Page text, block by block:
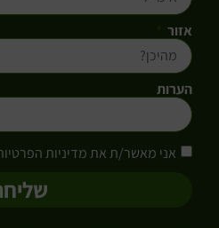
אזור
הערות
אני מאשר/ת את מדיניות